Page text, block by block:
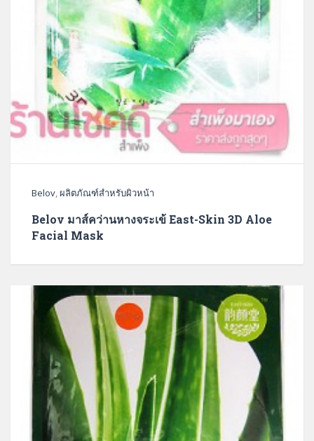
Belov,ผลิตภัณฑ์สำหรับผิวหน้า
Belov มาส์คว่านหางจระเข้ East-Skin 3D Aloe
Facial Mask